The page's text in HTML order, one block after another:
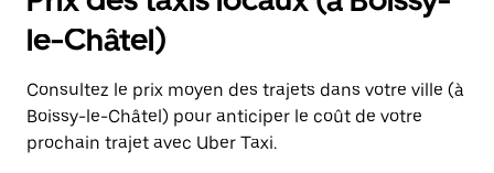
le-Châtel)
Consultez le prix moyen des trajets dans votre ville (à
Boissy-le-Châtel) pour anticiper le coût de votre
prochain trajet avec Uber Taxi.